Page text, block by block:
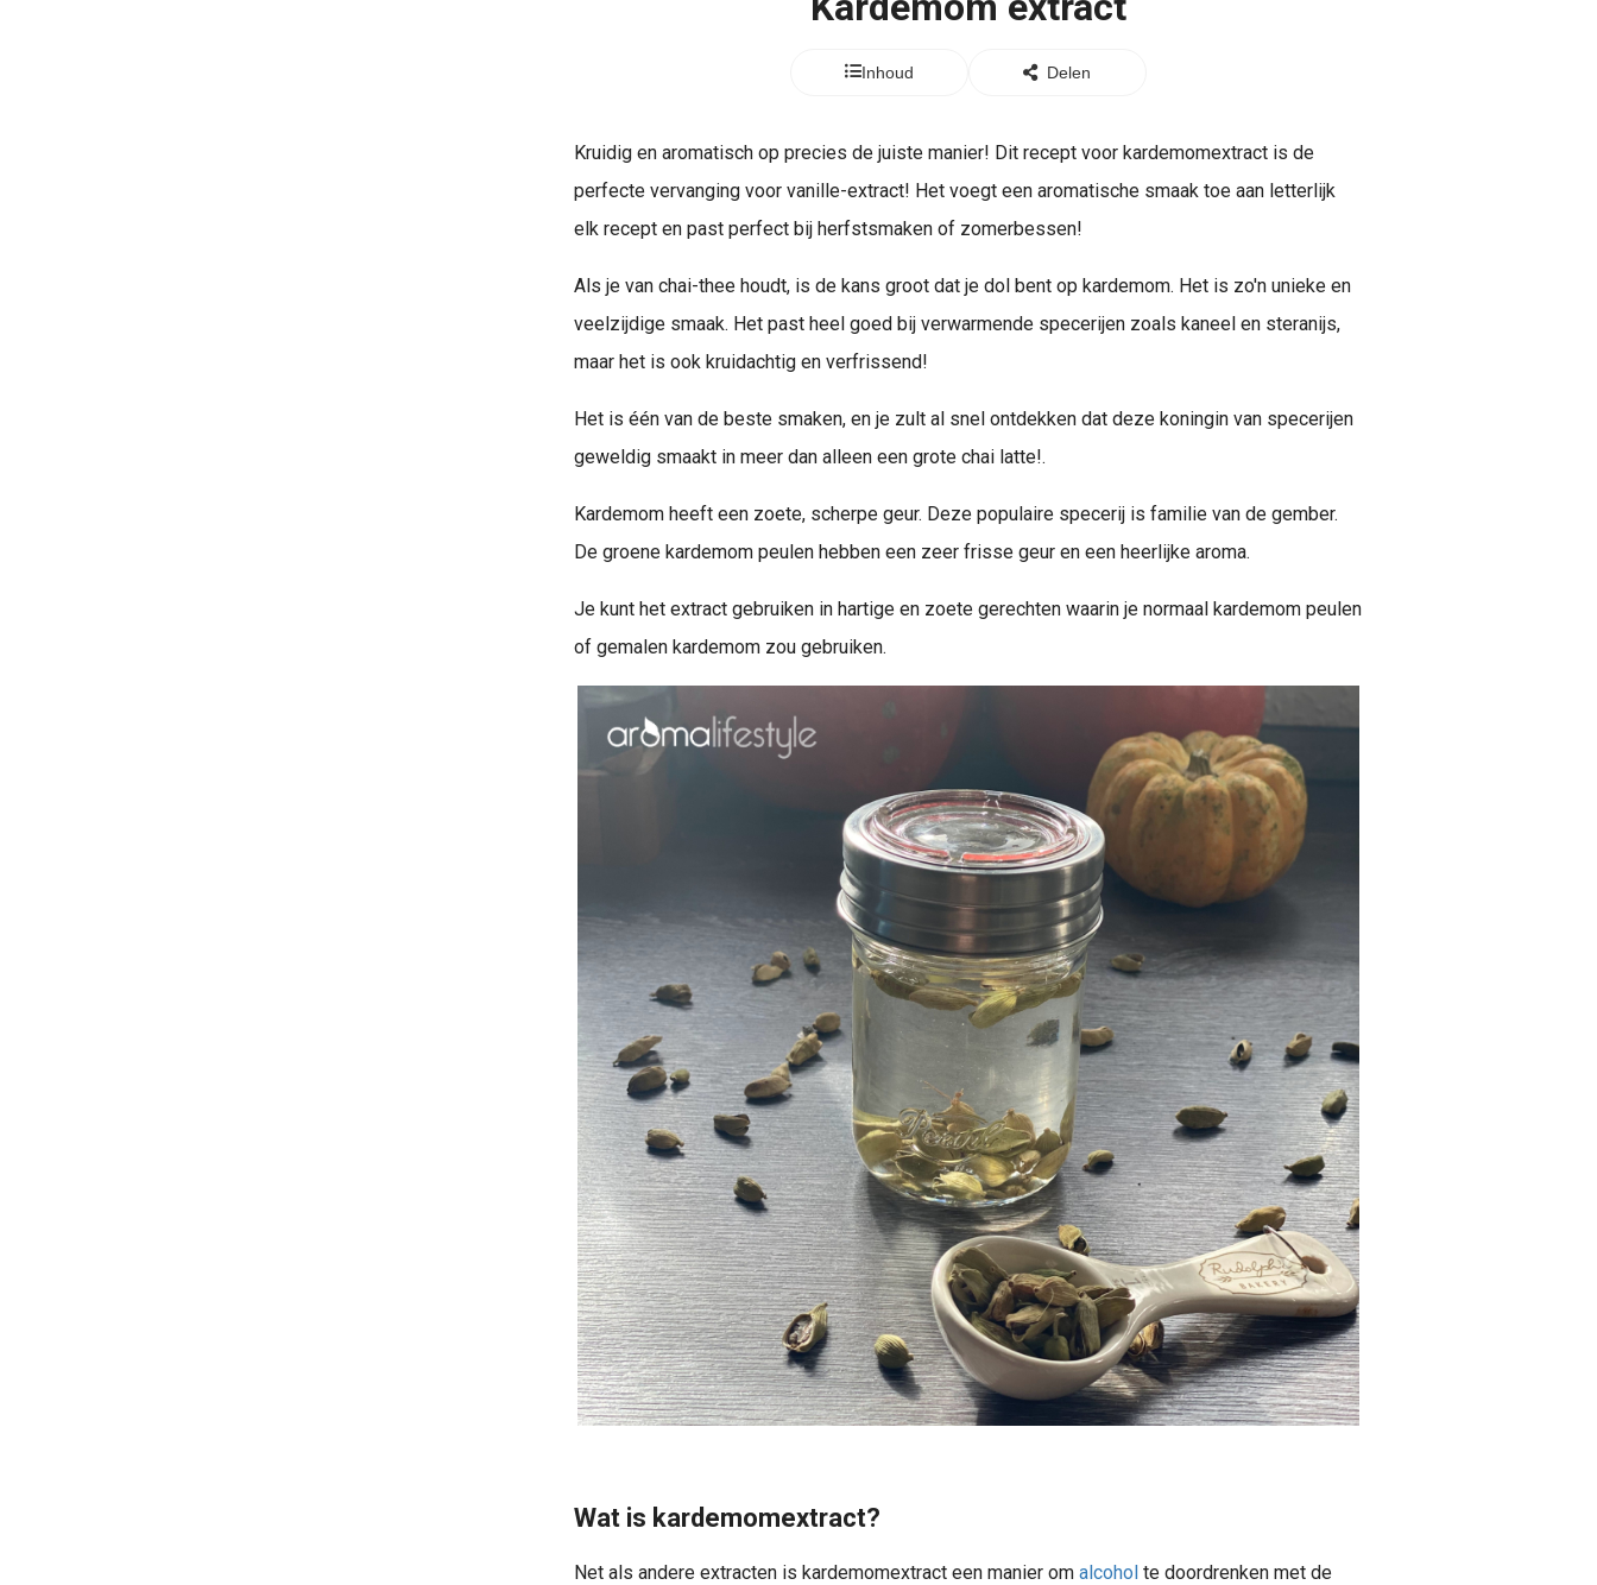
Inhoud Delen
Kruidig en aromatisch op precies de juiste manier! Dit recept voor kardemomextract is de
perfecte vervanging voor vanille-extract! Het voegt een aromatische smaak toe aan letterlijk
elk recept en past perfect bij herfstsmaken of zomerbessen!
Als je van chai-thee houdt, is de kans groot dat je dol bent op kardemom. Het is zo'n unieke en
veelzijdige smaak. Het past heel goed bij verwarmende specerijen zoals kaneel en steranijs,
maar het is ook kruidachtig en verfrissend!
Het is één van de beste smaken, en je zult al snel ontdekken dat deze koningin van specerijen
geweldig smaakt in meer dan alleen een grote chai latte!.
Kardemom heeft een zoete, scherpe geur. Deze populaire specerij is familie van de gember.
De groene kardemom peulen hebben een zeer frisse geur en een heerlijke aroma.
Je kunt het extract gebruiken in hartige en zoete gerechten waarin je normaal kardemom peulen
of gemalen kardemom zou gebruiken.
Wat is kardemomextract?
Net als andere extracten is kardemomextract een manier om alcohol te doordrenken met de